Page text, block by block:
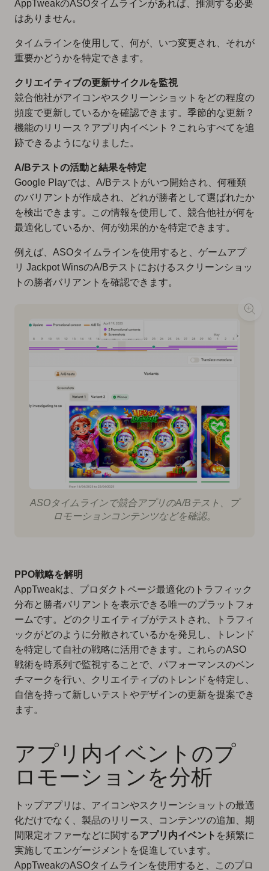
AppTweakのASOタイムラインがあれば、推測する必要
はありません。
タイムラインを使用して、何が、いつ変更され、それが
重要かどうかを特定できます。
クリエイティブの更新サイクルを監視
競合他社がアイコンやスクリーンショットをどの程度の
頻度で更新しているかを確認できます。季節的な更新？
機能のリリース？アプリ内イベント？これらすべてを追
跡できるようになりました。
A/Bテストの活動と結果を特定
Google Playでは、A/Bテストがいつ開始され、何種類
のバリアントが作成され、どれが勝者として選ばれたか
を検出できます。この情報を使用して、競合他社が何を
最適化しているか、何が効果的かを特定できます。
例えば、ASOタイムラインを使用すると、ゲームアプ
リ Jackpot WinsのA/Bテストにおけるスクリーンショッ
トの勝者バリアントを確認できます。
ASOタイムラインで競合アプリのA/Bテスト、プ
ロモーションコンテンツなどを確認。
PPO戦略を解明
AppTweakは、プロダクトページ最適化のトラフィック
分布と勝者バリアントを表示できる唯一のプラットフォ
ームです。どのクリエイティブがテストされ、トラフィ
ックがどのように分散されているかを発見し、トレンド
を特定して自社の戦略に活用できます。これらのASO
戦術を時系列で監視することで、パフォーマンスのベン
チマークを行い、クリエイティブのトレンドを特定し、
自信を持って新しいテストやデザインの更新を提案でき
ます。
アプリ内イベントのプ
ロモーションを分析
トップアプリは、アイコンやスクリーンショットの最適
化だけでなく、製品のリリース、コンテンツの追加、期
間限定オファーなどに関するアプリ内イベント を頻繁に
実施してエンゲージメントを促進しています。
AppTweakのASOタイムラインを使用すると、このプロ